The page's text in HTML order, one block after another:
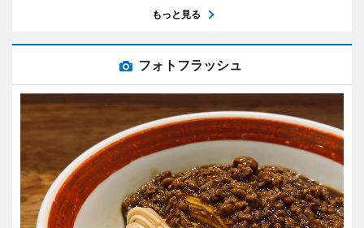
もっと見る
フォトフラッシュ